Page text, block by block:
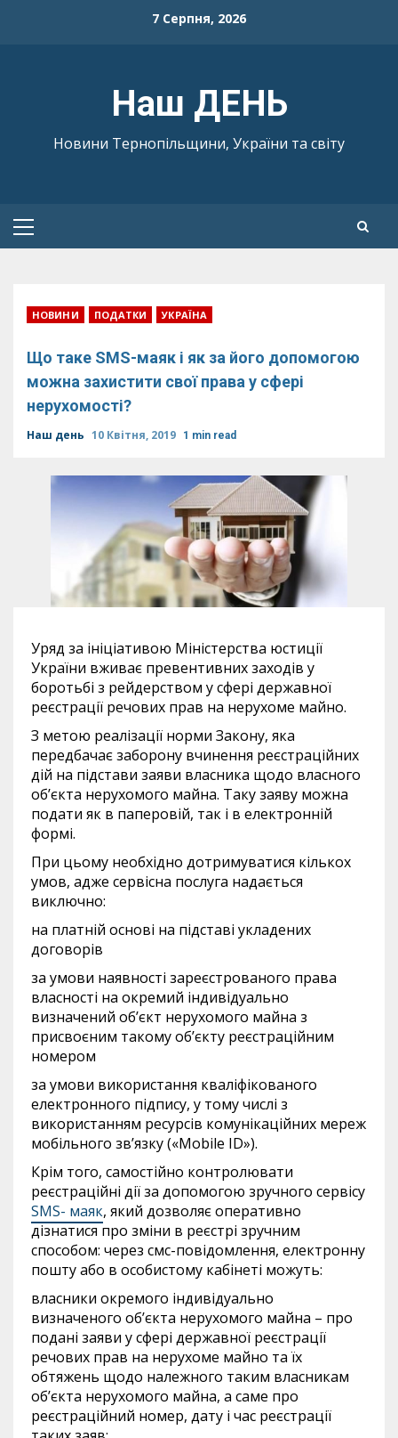
7 Серпня, 2026
Наш ДЕНЬ
Новини Тернопільщини, України та світу
Primary
НОВИНИ ПОДАТКИ УКРАЇНА
Що таке SMS-маяк і як за його допомогою
можна захистити свої права у сфері
нерухомості?
Наш день 10 Квітня, 2019 1 min read
Уряд за ініціативою Міністерства юстиції
України вживає превентивних заходів у
боротьбі з рейдерством у сфері державної
реєстрації речових прав на нерухоме майно.
З метою реалізації норми Закону, яка
передбачає заборону вчинення реєстраційних
дій на підстави заяви власника щодо власного
об’єкта нерухомого майна. Таку заяву можна
подати як в паперовій, так і в електронній
формі.
При цьому необхідно дотримуватися кількох
умов, адже сервісна послуга надається
виключно:
на платній основі на підставі укладених
договорів
за умови наявності зареєстрованого права
власності на окремий індивідуально
визначений об’єкт нерухомого майна з
присвоєним такому об’єкту реєстраційним
номером
за умови використання кваліфікованого
електронного підпису, у тому числі з
використанням ресурсів комунікаційних мереж
мобільного зв’язку («Mobile ID»).
Крім того, самостійно контролювати
реєстраційні дії за допомогою зручного сервісу
SMS- маяк, який дозволяє оперативно
дізнатися про зміни в реєстрі зручним
способом: через смс-повідомлення, електронну
пошту або в особистому кабінеті можуть:
власники окремого індивідуально
визначеного об’єкта нерухомого майна – про
подані заяви у сфері державної реєстрації
речових прав на нерухоме майно та їх
обтяжень щодо належного таким власникам
об’єкта нерухомого майна, а саме про
реєстраційний номер, дату і час реєстрації